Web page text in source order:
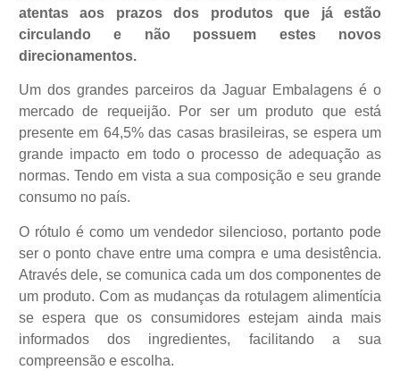
atentas aos prazos dos produtos que já estão
circulando e não possuem estes novos
direcionamentos.
Um dos grandes parceiros da Jaguar Embalagens é o
mercado de requeijão. Por ser um produto que está
presente em 64,5% das casas brasileiras, se espera um
grande impacto em todo o processo de adequação as
normas. Tendo em vista a sua composição e seu grande
consumo no país.
O rótulo é como um vendedor silencioso, portanto pode
ser o ponto chave entre uma compra e uma desistência.
Através dele, se comunica cada um dos componentes de
um produto. Com as mudanças da rotulagem alimentícia
se espera que os consumidores estejam ainda mais
informados dos ingredientes, facilitando a sua
compreensão e escolha.